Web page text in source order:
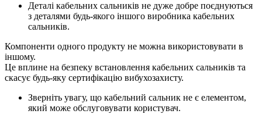
Деталі кабельних сальників не дуже добре поєднуються
з деталями будь-якого іншого виробника кабельних
сальників.
Компоненти одного продукту не можна використовувати в
іншому.
Це вплине на безпеку встановлення кабельних сальників та
скасує будь-яку сертифікацію вибухозахисту.
Зверніть увагу, що кабельний сальник не є елементом,
який може обслуговувати користувач.